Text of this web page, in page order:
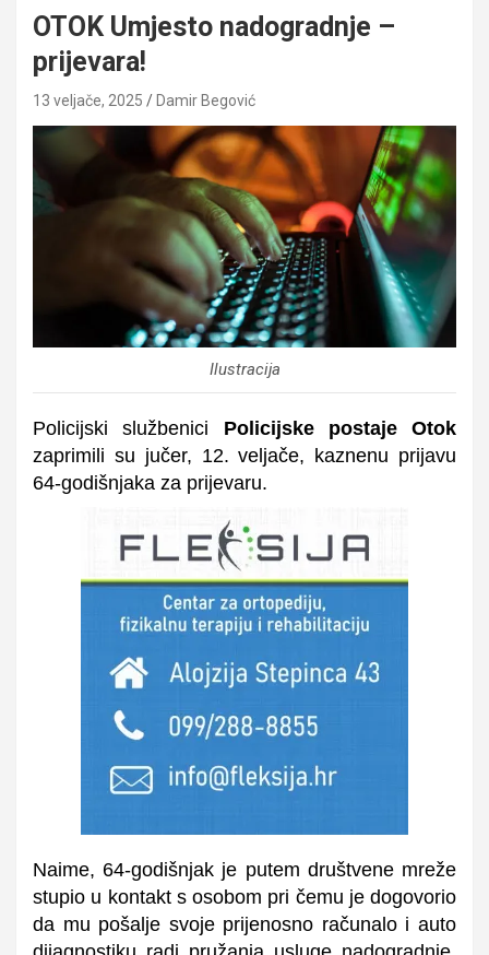
OTOK Umjesto nadogradnje –
prijevara!
13 veljače, 2025 Damir Begović
Ilustracija
Policijski službenici Policijske postaje Otok
zaprimili su jučer, 12. veljače, kaznenu prijavu
64-godišnjaka za prijevaru.
Naime, 64-godišnjak je putem društvene mreže
stupio u kontakt s osobom pri čemu je dogovorio
da mu pošalje svoje prijenosno računalo i auto